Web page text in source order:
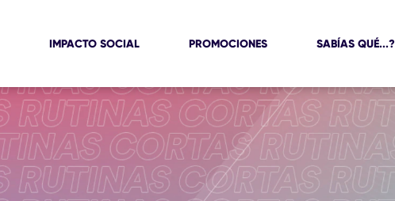
IMPACTO SOCIAL PROMOCIONES SABÍAS QUÉ...?